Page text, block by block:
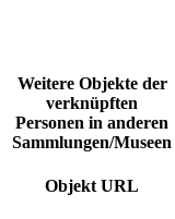
Weitere Objekte der
verknüpften
Personen in anderen
Sammlungen/Museen
Objekt URL